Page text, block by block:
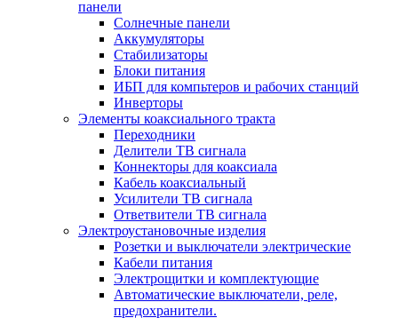
панели
Солнечные панели
Аккумуляторы
Стабилизаторы
Блоки питания
ИБП для компьтеров и рабочих станций
Инверторы
Элементы коаксиального тракта
Переходники
Делители ТВ сигнала
Коннекторы для коаксиала
Кабель коаксиальный
Усилители ТВ сигнала
Ответвители ТВ сигнала
Электроустановочные изделия
Розетки и выключатели электрические
Кабели питания
Электрощитки и комплектующие
Автоматические выключатели, реле,
предохранители.